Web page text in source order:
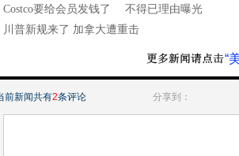
Costco要给会员发钱了 不得已理由曝光
川普新规来了 加拿大遭重击
“
前新闻共有2条评论 分享到：